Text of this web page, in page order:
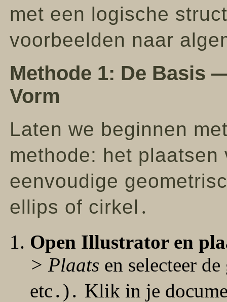
met een logische
voorbeelden naar
Methode 1: De Basis
Vorm
Laten we beginnen
methode: het
eenvoudige
ellips of cirkel․
Open Illustrator en
> Plaats en selecteer
etc․)․ Klik in je